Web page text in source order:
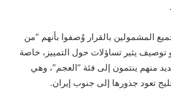
المشمولين بالقرار وُصفوا بأنهم “من
توصيف يثير تساؤلات حول التمييز، خاصة
منهم ينتمون إلى فئة “العجم”، وهي
تعود جذورها إلى جنوب إيران.